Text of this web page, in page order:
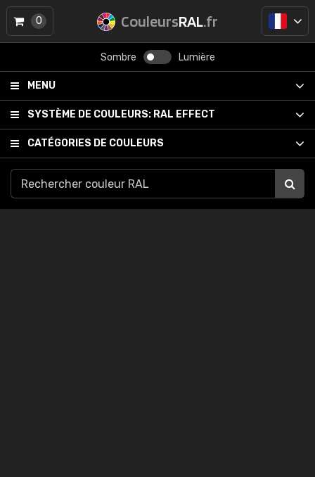
CouleursRAL.fr
Sombre Lumière
MENU
SYSTÈME DE COULEURS: RAL EFFECT
CATÉGORIES DE COULEURS
0